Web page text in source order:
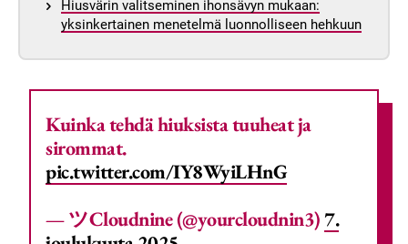
Hiusvärin valitseminen ihonsävyn mukaan:
yksinkertainen menetelmä luonnolliseen hehkuun
Kuinka tehdä hiuksista tuuheat ja
sirommat.
pic.twitter.com/IY8WyiLHnG
— ツCloudnine (@yourcloudnin3)7.